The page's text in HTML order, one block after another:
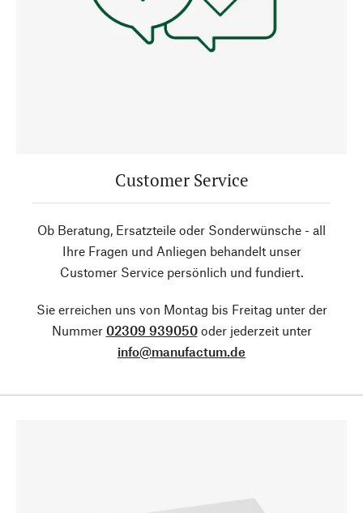
Customer Service
Ob Beratung, Ersatzteile oder Sonderwünsche - all
Ihre Fragen und Anliegen behandelt unser
Customer Service persönlich und fundiert.
Sie erreichen uns von Montag bis Freitag unter der
Nummer 02309 939050oder jederzeit unter
info@manufactum.de